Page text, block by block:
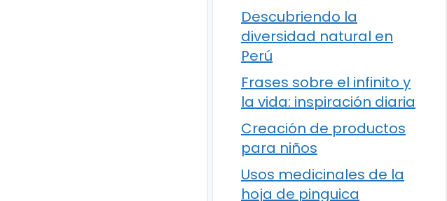
Descubriendo la
diversidad natural en
Perú
Frases sobre el infinito y
la vida: inspiración diaria
Creación de productos
para niños
Usos medicinales de la
hoja de pinguica